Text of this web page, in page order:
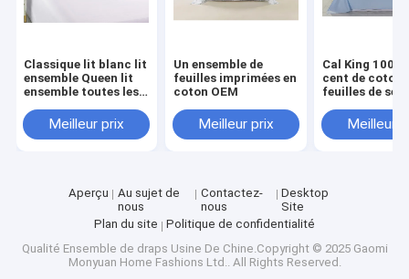
Ensemble de couettes
Couverture d'oreiller
Classique lit blanc lit
ensemble Queen lit
ensemble toutes les
Meilleur prix
Un ensemble de
feuilles imprimées en
coton OEM
Meilleur prix
Cal King 100
cent de coton
feuilles de
sérieMeilleur
Aperçu
Au sujet de
nous
Contactez-
nous
Desktop
Site
Plan du site
Politique de confidentialité
Qualité Ensemble de draps Usine De Chine.Copyright © 2025 Gaomi
Monyuan Home Fashions Ltd.. All Rights Reserved.